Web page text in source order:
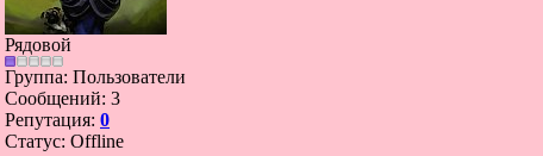
Рядовой
Группа: Пользователи
Сообщений: 3
Репутация: 0
Статус: Offline